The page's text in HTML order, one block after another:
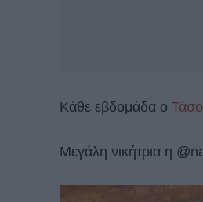
Κάθε εβδομάδα o
Μεγάλη νικήτρια η